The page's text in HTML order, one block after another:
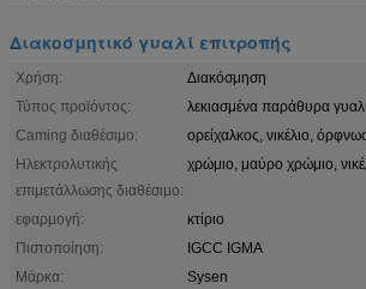
Διακοσμητικό γυαλί επιτροπής
Χρήση:
Διακόσμηση
Τύπος προϊόντος:
λεκιασμένα παράθυρα
Caming διαθέσιμο:
ορείχαλκος, νικέλιο,
Ηλεκτρολυτικής
επιμετάλλωσης διαθέσιμο:
χρώμιο, μαύρο χρώμιο,
εφαρμογή:
κτίριο
Πιστοποίηση:
IGCC IGMA
Μάρκα:
Sysen